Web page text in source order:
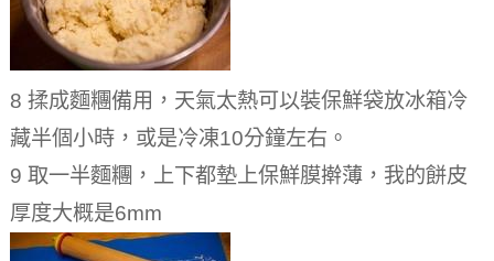
8 揉成麵糰備用，天氣太熱可以裝保鮮袋放冰箱冷
藏半個小時，或是冷凍10分鐘左右。
9 取一半麵糰，上下都墊上保鮮膜擀薄，我的餅皮
厚度大概是6mm